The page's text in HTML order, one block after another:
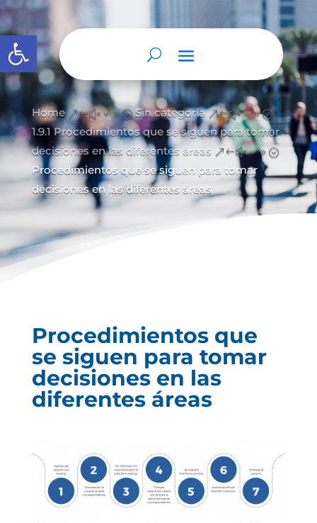
Abrir barra de herramientas
Home &#x39; Sin categoría &#x39;
1.9.1 Procedimientos que se siguen para tomar
decisiones en las diferentes áreas &#x39;
Procedimientos que se siguen para tomar
decisiones en las diferentes áreas
Procedimientos que
se siguen para tomar
decisiones en las
diferentes áreas